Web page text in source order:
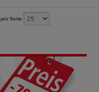
pro Seite